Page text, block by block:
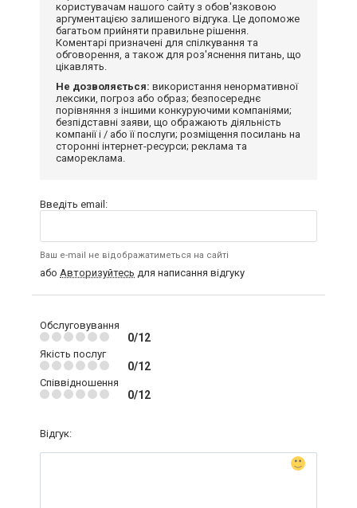
користувачам нашого сайту з обов'язковою
аргументацією залишеного відгука. Це допоможе
багатьом прийняти правильне рішення.
Коментарі призначені для спілкування та
обговорення, а також для роз'яснення питань, що
цікавлять.
Не дозволяється: використання ненормативної
лексики, погроз або образ; безпосереднє
порівняння з іншими конкуруючими компаніями;
безпідставні заяви, що ображають діяльність
компанії і / або її послуги; розміщення посилань на
сторонні інтернет-ресурси; реклама та
самореклама.
Введіть email:
Ваш e-mail не відображатиметься на сайті
або Авторизуйтесь для написання відгуку
Обслуговування
0/12
Якість послуг
0/12
Співвідношення
0/12
Відгук: